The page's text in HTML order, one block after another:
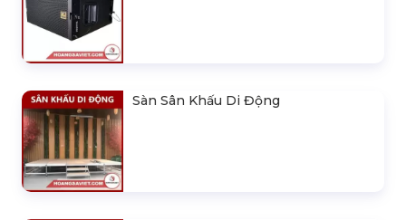
Loa Sân Khấu Promax Pl212Ar (2020)